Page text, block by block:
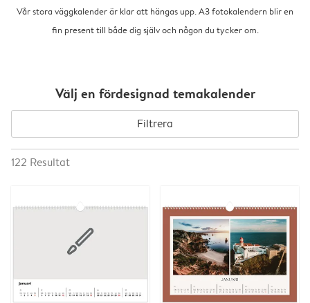
Vår stora väggkalender är klar att hängas upp. A3 fotokalendern blir en
fin present till både dig själv och någon du tycker om.
Välj en fördesignad temakalender
Filtrera
122 Resultat